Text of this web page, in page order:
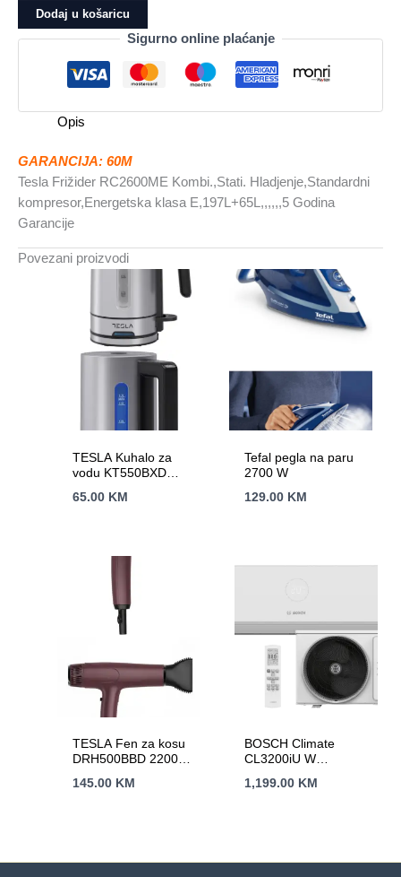
RC2600ME
Kombi.,Stati.
(V)177cm
(Š)55cm
(D)55cm
količina
Dodaj u košaricu
Sigurno online plaćanje
Opis
GARANCIJA: 60M
Tesla Frižider RC2600ME Kombi.,Stati. Hladjenje,Standardni
kompresor,Energetska klasa E,197L+65L,,,,,,5 Godina
Garancije
Povezani proizvodi
TESLA Kuhalo za
vodu KT550BXD
otvaranje;
65.00 KM
Tefal pegla na paru
2700 W
129.00 KM
TESLA Fen za kosu
DRH500BBD 2200W
Bordo / LED Display
145.00 KM
BOSCH Climate
CL3200iU W
kW,Hlađenje:-15C,
1,199.00 KM